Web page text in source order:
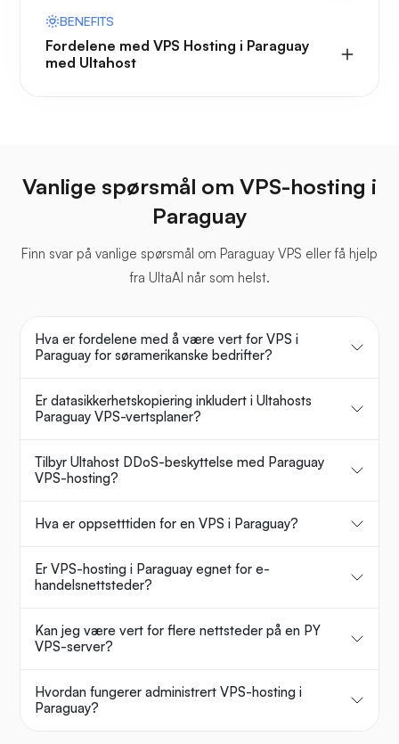
BENEFITS
Fordelene med VPS Hosting i Paraguay
med Ultahost
Vanlige spørsmål om VPS-hosting i
Paraguay
Finn svar på vanlige spørsmål om Paraguay VPS eller få hjelp
fra UltaAI når som helst.
Hva er fordelene med å være vert for VPS i
Paraguay for søramerikanske bedrifter?
Er datasikkerhetskopiering inkludert i Ultahosts
Paraguay VPS-vertsplaner?
Tilbyr Ultahost DDoS-beskyttelse med Paraguay
VPS-hosting?
Hva er oppsetttiden for en VPS i Paraguay?
Er VPS-hosting i Paraguay egnet for e-
handelsnettsteder?
Kan jeg være vert for flere nettsteder på en PY
VPS-server?
Hvordan fungerer administrert VPS-hosting i
Paraguay?